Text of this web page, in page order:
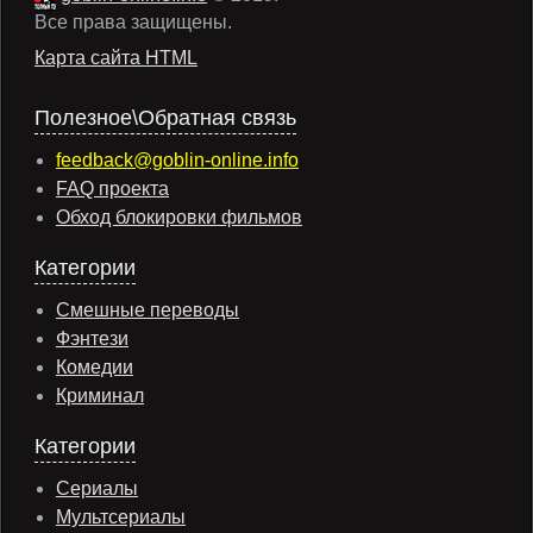
Все права защищены.
Карта сайта HTML
Полезное\Обратная связь
feedback@goblin-online.info
FAQ проекта
Обход блокировки фильмов
Категории
Смешные переводы
Фэнтези
Комедии
Криминал
Категории
Сериалы
Мультсериалы